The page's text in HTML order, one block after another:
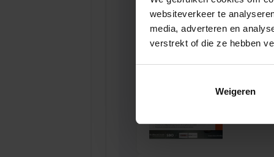
websiteverkeer te
media, adverteren en
verstrekt of die ze hebben
Weigeren
VEILIGHEID
Opleiding